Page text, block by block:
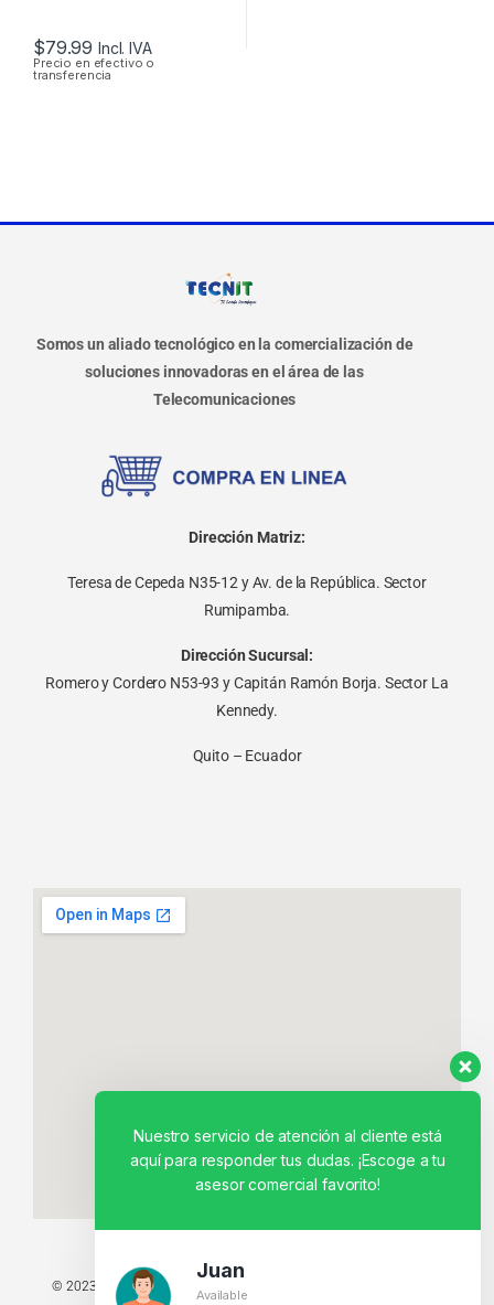
$79.99 Incl. IVA
Precio en efectivo o
transferencia
Somos un aliado tecnológico en la comercialización de
soluciones innovadoras en el área de las
Telecomunicaciones
Dirección Matriz:
Teresa de Cepeda N35-12 y Av. de la República. Sector
Rumipamba.
Dirección Sucursal:
Romero y Cordero N53-93 y Capitán Ramón Borja. Sector La
Kennedy.
Quito – Ecuador
© 2023 TODOS LOS DERECHOS RESERVADOS - TECNIT TU TIENDA
TECNOLÓGICA.
Nuestro servicio de atención al cliente está
aquí para responder tus dudas. ¡Escoge a tu
asesor comercial favorito!
Juan
Available